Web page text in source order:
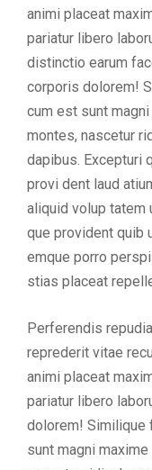
animi placeat
pariatur libero
distinctio earum
corporis dolorem!
cum est sunt
montes, nascetur
dapibus. Excepturi
provi dent laud
aliquid volup tatem
que provident quib
emque porro
stias placeat
Perferendis
reprederit vitae
animi placeat
pariatur libero
dolorem! Similique
sunt magni